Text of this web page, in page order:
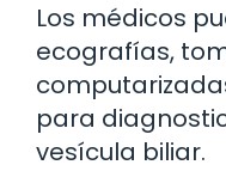
Los médicos
ecografías,
para
vesícula biliar.